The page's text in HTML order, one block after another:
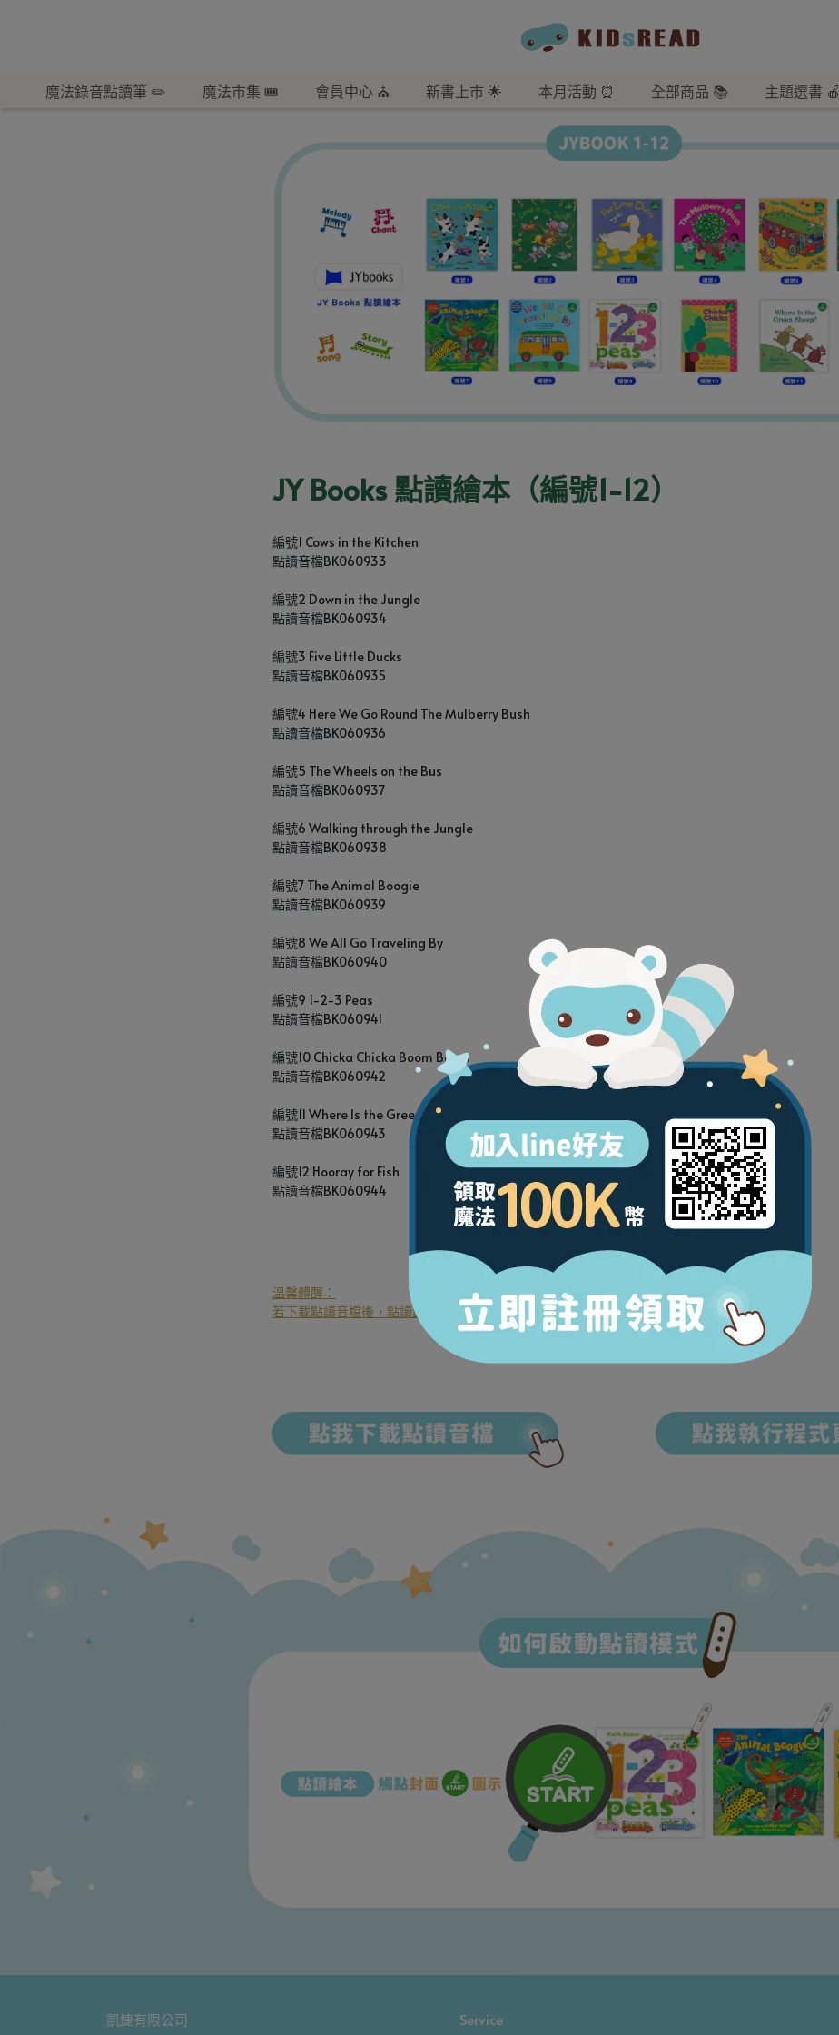
魔法錄音點讀筆 ✏️ 魔法市集 🎟️ 會員中心 ⛪️ 新書上市 🌟 本月活動 ⏰ 全部商品 📚 主題選書 🍎
JY Books 點讀繪本（編號1-12）
編號1 Cows in the Kitchen
點讀音檔BK060933
編號2 Down in the Jungle
點讀音檔BK060934
編號3 Five Little Ducks
點讀音檔BK060935
編號4 Here We Go Round The Mulberry Bush
點讀音檔BK060936
編號5 The Wheels on the Bus
點讀音檔BK060937
編號6 Walking through the Jungle
點讀音檔BK060938
編號7 The Animal Boogie
點讀音檔BK060939
編號8 We All Go Traveling By
點讀音檔BK060940
編號9 1-2-3 Peas
點讀音檔BK060941
編號10 Chicka Chicka Boom Boom
點讀音檔BK060942
編號11 Where Is the Green Sheep
點讀音檔BK060943
編號12 Hooray for Fish
點讀音檔BK060944
溫馨體醒：
若下載點讀音檔後，點讀此書仍無反應，表示您的點讀筆可能需要程式更新，請點擊下方圖示
凱婕有限公司 Service